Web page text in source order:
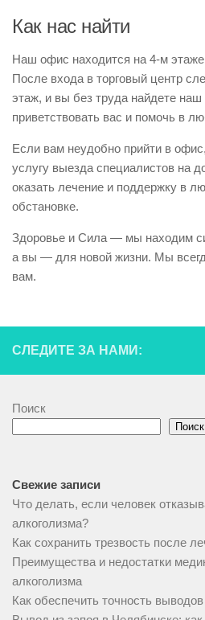
Как нас найти
Наш офис находится на 4-м
После входа в торговый центр
этаж, и вы без труда найдете
приветствовать вас и помочь в
Если вам неудобно прийти в
услугу выезда специалистов на
оказать лечение и поддержку в
обстановке.
Здоровье и Сила — мы находим
а вы — для новой жизни. Мы
вам.
СЛЕДИТЕ ЗА НАМИ:
Поиск
Поиск
Свежие записи
Что делать, если человек
алкоголизма?
Как сохранить трезвость после
Преимущества и недостатки
алкоголизма
Как обеспечить точность